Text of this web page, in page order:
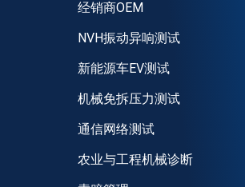
经销商OEM
NVH振动异响测试
新能源车EV测试
机械免拆压力测试
通信网络测试
农业与工程机械诊断